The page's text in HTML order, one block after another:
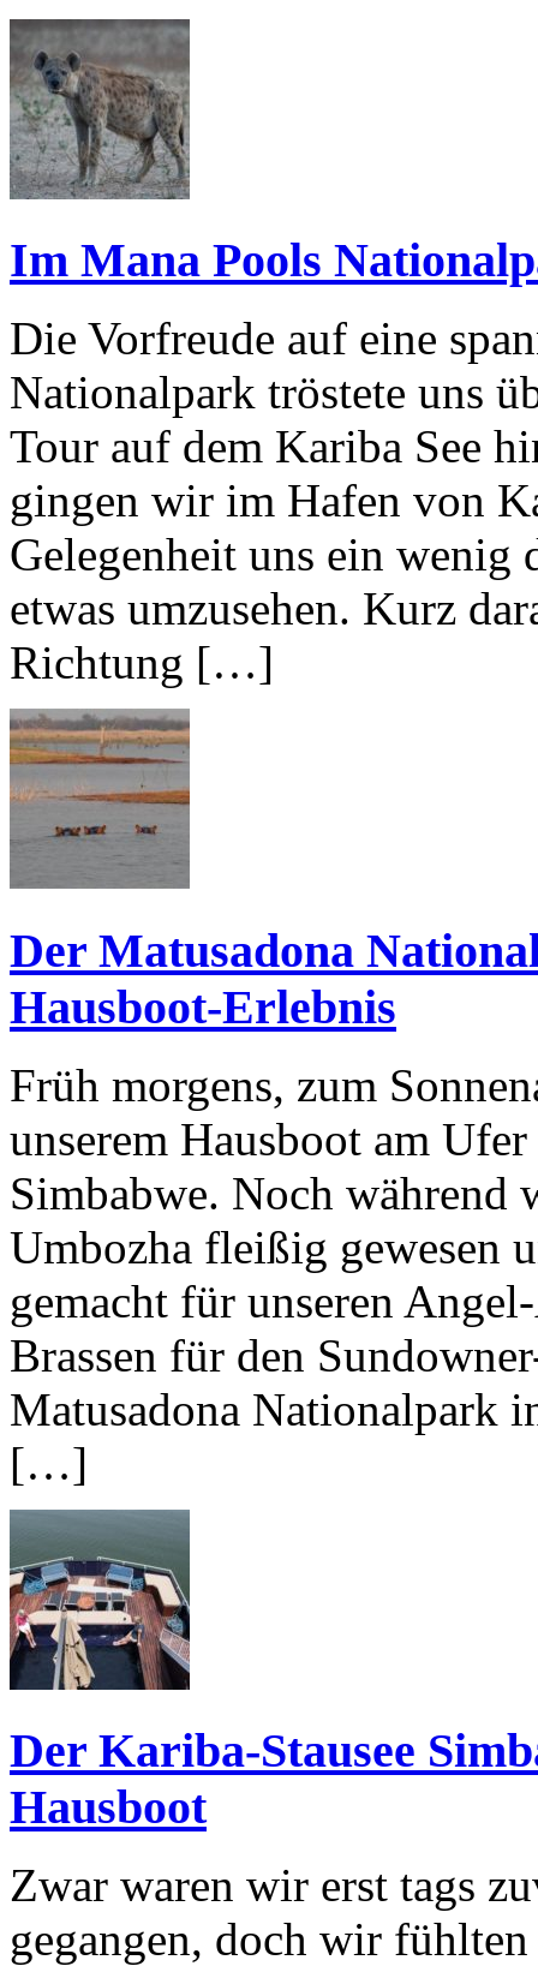
Im Mana Pools
Die Vorfreude auf eine
Nationalpark tröstete uns
Tour auf dem Kariba See
gingen wir im Hafen von
Gelegenheit uns ein wenig
etwas umzusehen. Kurz
Richtung […]
Der Matusadona
Hausboot-Erlebnis
Früh morgens, zum
unserem Hausboot am
Simbabwe. Noch während
Umbozha fleißig gewesen
gemacht für unseren
Brassen für den
Matusadona Nationalpark
[…]
Der Kariba-Stausee
Hausboot
Zwar waren wir erst tags
gegangen, doch wir